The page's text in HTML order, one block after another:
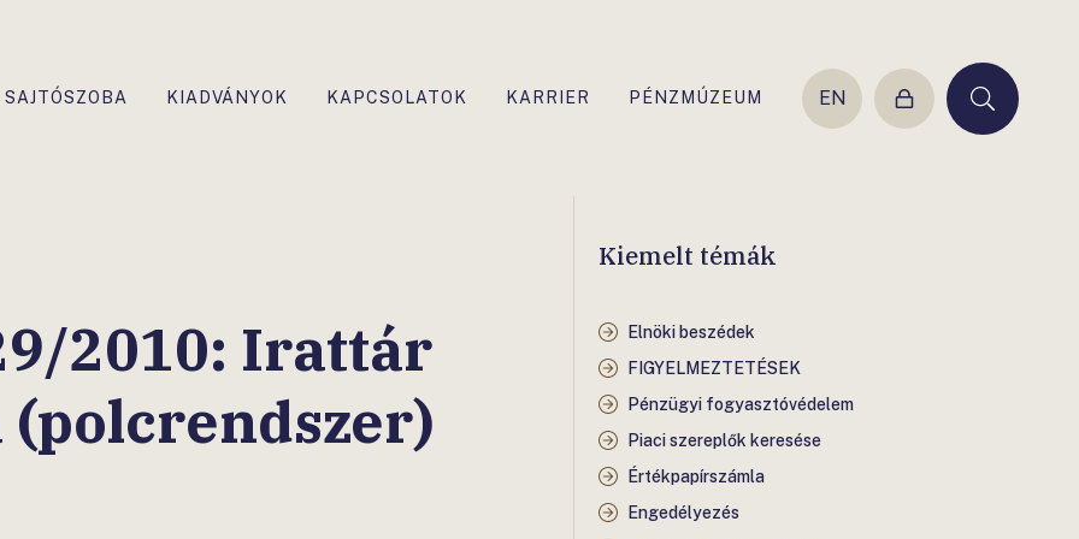
SAJTÓSZOBA KIADVÁNYOK KAPCSOLATOK KARRIER PÉNZMÚZEUM EN
Belépés Keresés
2010: Irattár
Kiemelt témák
Elnöki beszédek
FIGYELMEZTETÉSEK
Pénzügyi fogyasztóvédelem
Piaci szereplők keresése
Értékpapírszámla
Engedélyezés